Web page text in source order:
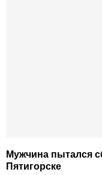
Мужчина пытался
Пятигорске